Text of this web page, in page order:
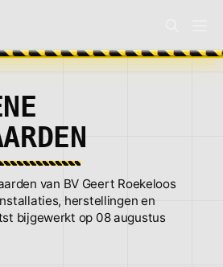
van BV Geert Roekeloos
herstellingen en
bijgewerkt op 08 augustus